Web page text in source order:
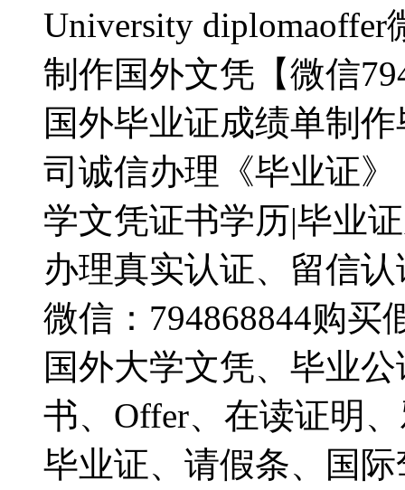
University
制作国外文凭【微信
国外毕业证成绩单制
司诚信办理《毕业证》
学文凭证书学历|毕业
办理真实认证、留信
微信：794868844购
国外大学文凭、毕业
书、Offer、在读证明
毕业证、请假条、国